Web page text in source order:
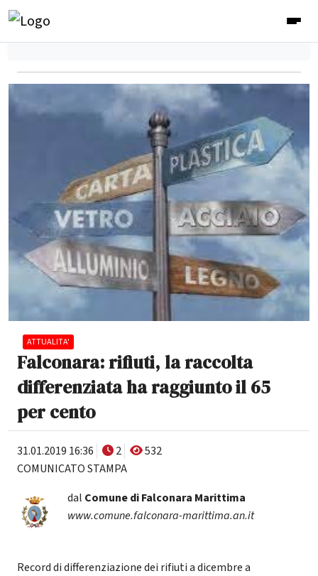
ATTUALITA'
Falconara: rifiuti, la raccolta
differenziata ha raggiunto il 65
per cento
31.01.2019 16:36 2
532
COMUNICATO STAMPA
dal Comune di Falconara Marittima
www.comune.falconara-marittima.an.it
Record di differenziazione dei rifiuti a dicembre a